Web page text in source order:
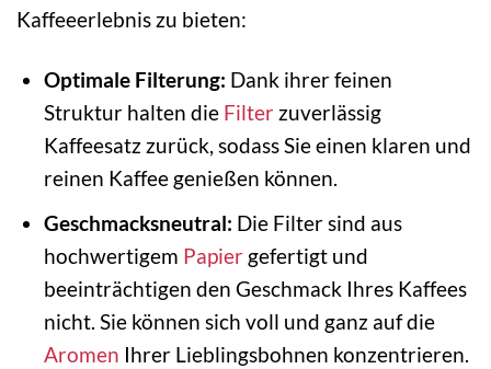
Kaffeeerlebnis zu bieten:
Optimale Filterung: Dank ihrer feinen
Struktur halten die Filterzuverlässig
Kaffeesatz zurück, sodass Sie einen klaren und
reinen Kaffee genießen können.
Geschmacksneutral: Die Filter sind aus
hochwertigem Papiergefertigt und
beeinträchtigen den Geschmack Ihres Kaffees
nicht. Sie können sich voll und ganz auf die
Aromen Ihrer Lieblingsbohnen konzentrieren.